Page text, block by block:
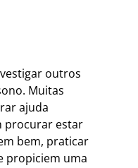
outros
Muitas
ajuda
procurar estar
bem, praticar
propiciem uma